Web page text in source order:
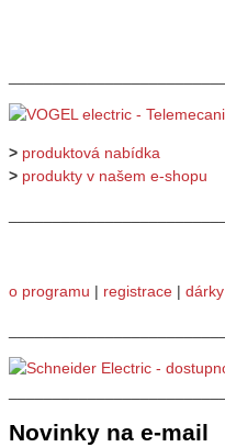
> produktová nabídka
> produkty v našem e-shopu
o programu | registrace | dárky
Novinky na e-mail